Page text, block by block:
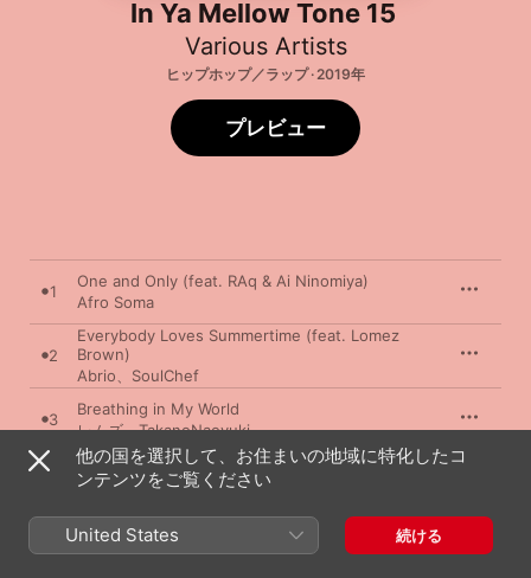
In Ya Mellow Tone 15
Various Artists
ヒップホップ／ラップ · 2019年
プレビュー
1
One and Only (feat. RAq & Ai Ninomiya)
Afro Soma
2
Everybody Loves Summertime (feat. Lomez
Brown)
Abrio
SoulChef
3
Breathing in My World
レムズ、TakanoNaoyuki
Sayonara My Love
KAIKI
Dj Chika a.k.a. Inherit
Prayer
re:plus、島 裕介
他の国を選択して、お住まいの地域に特化したコ
ンテンツをご覧ください
United States 続ける